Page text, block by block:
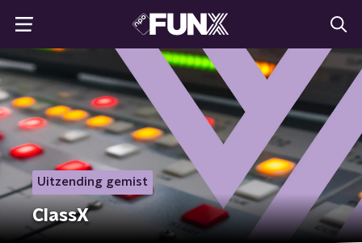
Uitzending gemist
ClassX